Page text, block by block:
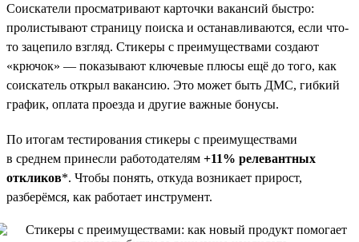
Соискатели просматривают карточки вакансий быстро:
пролистывают страницу поиска и останавливаются, если что-
то зацепило взгляд. Стикеры с преимуществами создают
«крючок» — показывают ключевые плюсы ещё до того, как
соискатель открыл вакансию. Это может быть ДМС, гибкий
график, оплата проезда и другие важные бонусы.
По итогам тестирования стикеры с преимуществами
в среднем принесли работодателям +11% релевантных
откликов*. Чтобы понять, откуда возникает прирост,
разберёмся, как работает инструмент.